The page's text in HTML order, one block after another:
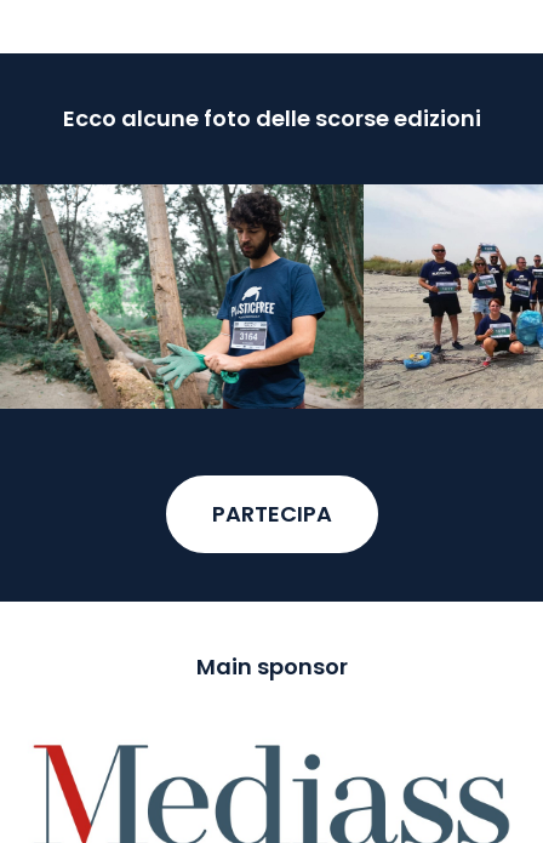
Ecco alcune foto delle scorse edizioni
PARTECIPA
Main sponsor